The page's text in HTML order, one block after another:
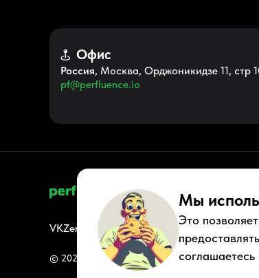
Офис
Россия, Москва, Орджоникидзе 11, стр
pf@perfluence.io
VKZen YoutubeTelegramTiktok Контакты
© 2026 Perfluence LLC Все права защищены.
Мы
Это